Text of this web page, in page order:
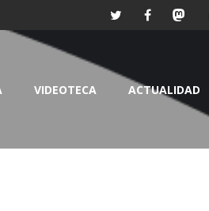
VIDEOTECA ACTUALIDAD